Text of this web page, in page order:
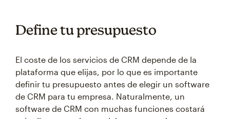
Define tu presupuesto
El coste de los servicios de CRM depende de la
plataforma que elijas, por lo que es importante
definir tu presupuesto antes de elegir un software
de CRM para tu empresa. Naturalmente, un
software de CRM con muchas funciones costará